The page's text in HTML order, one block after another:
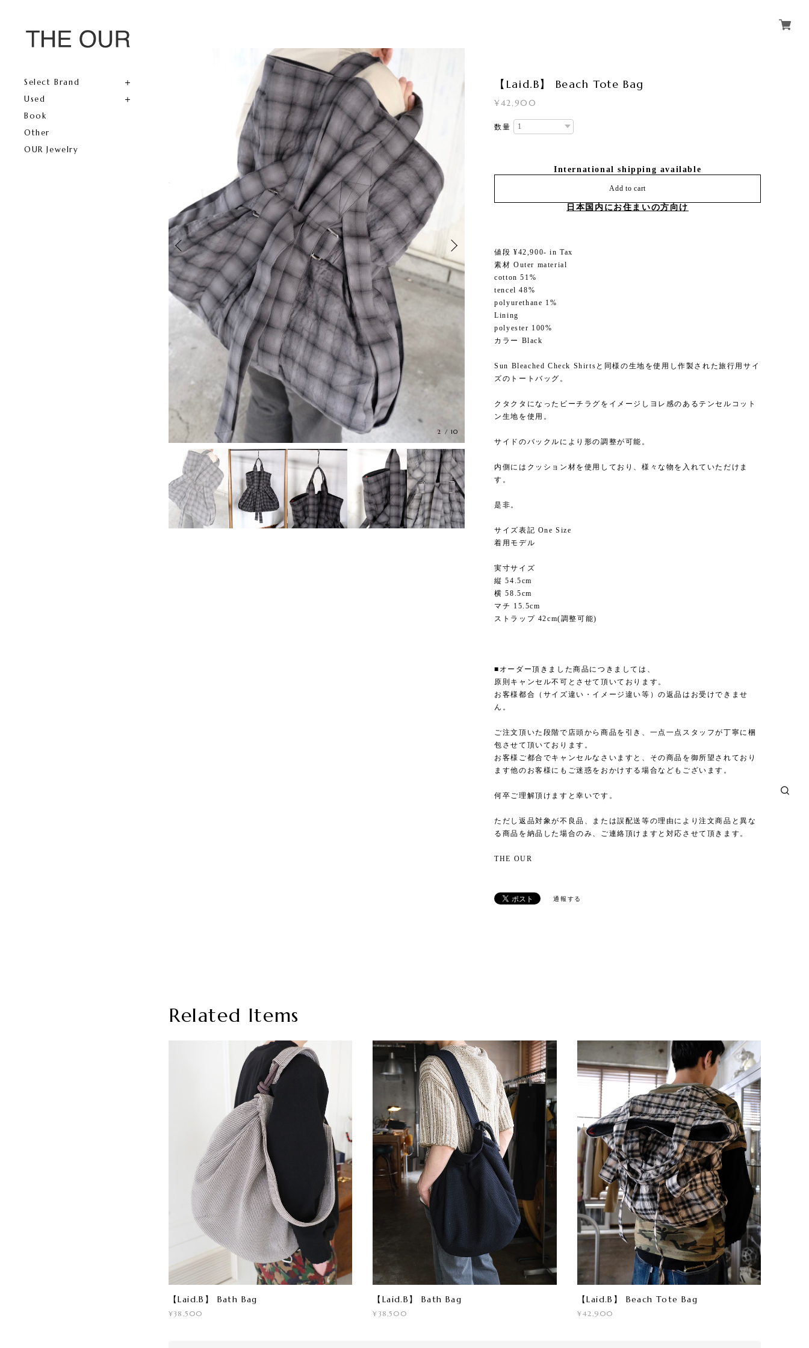
Select Brand
Used
Book
Other
OUR Jewelry
2 / 10
【Laid.B】 Beach Tote Bag
¥42,900
数量
International shipping available
Add to cart
日本国内にお住まいの方向け
値段 ¥42,900- in Tax
素材 Outer material
cotton 51%
tencel 48%
polyurethane 1%
Lining
polyester 100%
カラー Black
Sun Bleached Check Shirtsと同様の生地を使用し作製された旅行用サイ
ズのトートバッグ。
クタクタになったビーチラグをイメージしヨレ感のあるテンセルコット
ン生地を使用。
サイドのバックルにより形の調整が可能。
内側にはクッション材を使用しており、様々な物を入れていただけま
す。
是非。
サイズ表記 One Size
着用モデル
実寸サイズ
縦 54.5cm
横 58.5cm
マチ 15.5cm
ストラップ 42cm(調整可能)
■オーダー頂きました商品につきましては、
原則キャンセル不可とさせて頂いております。
お客様都合（サイズ違い・イメージ違い等）の返品はお受けできませ
ん。
ご注文頂いた段階で店頭から商品を引き、一点一点スタッフが丁寧に梱
包させて頂いております。
お客様ご都合でキャンセルなさいますと、その商品を御所望されており
ます他のお客様にもご迷惑をおかけする場合などもございます。
何卒ご理解頂けますと幸いです。
ただし返品対象が不良品、または誤配送等の理由により注文商品と異な
る商品を納品した場合のみ、ご連絡頂けますと対応させて頂きます。
THE OUR
通報する
Related Items
【Laid.B】 Bath Bag
¥38,500
【Laid.B】 Bath Bag
¥38,500
【Laid.B】 Beach Tote Bag
¥42,900